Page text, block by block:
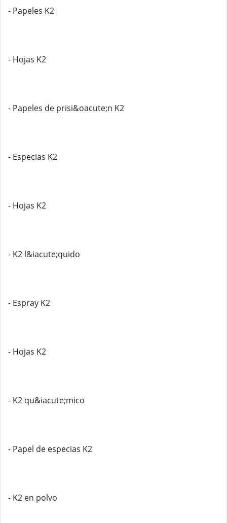
- Papeles K2
- Hojas K2
- Papeles de prisi&oacute;n K2
- Especias K2
- Hojas K2
- K2 l&iacute;quido
- Espray K2
- Hojas K2
- K2 qu&iacute;mico
- Papel de especias K2
- K2 en polvo